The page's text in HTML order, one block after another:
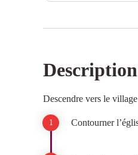
Voir
Description
Descendre vers le
Contourner